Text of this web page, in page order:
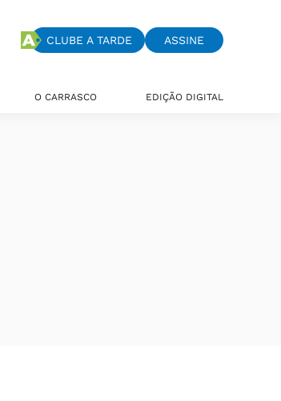
CLUBE A TARDE ASSINE
O CARRASCO EDIÇÃO DIGITAL